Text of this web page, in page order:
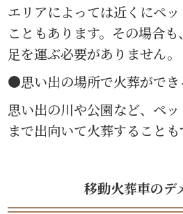
エリアによっては近くにペ
こともあります。その場合
足を運ぶ必要がありません。
●思い出の場所で火葬ができ
思い出の川や公園など、ペ
まで出向いて火葬することも
移動火葬車のデ